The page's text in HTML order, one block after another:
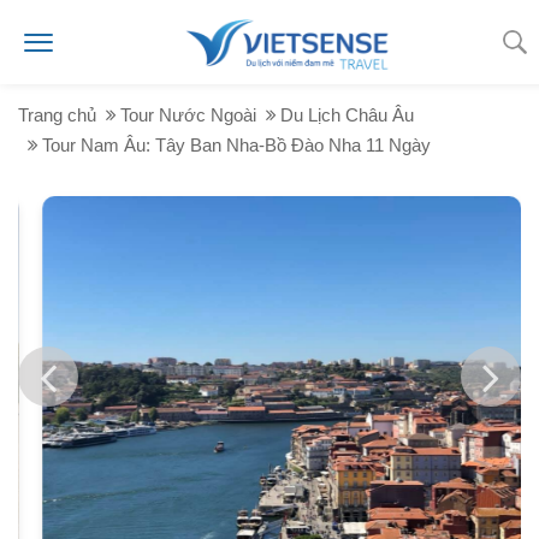
Trang chủ Tour Nước Ngoài
Du Lịch Châu Âu
Tour Nam Âu: Tây Ban Nha-Bồ Đào Nha 11 Ngày